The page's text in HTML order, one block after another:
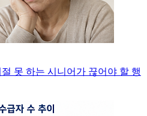
절 못 하는 시니어가 끊어야 할 행